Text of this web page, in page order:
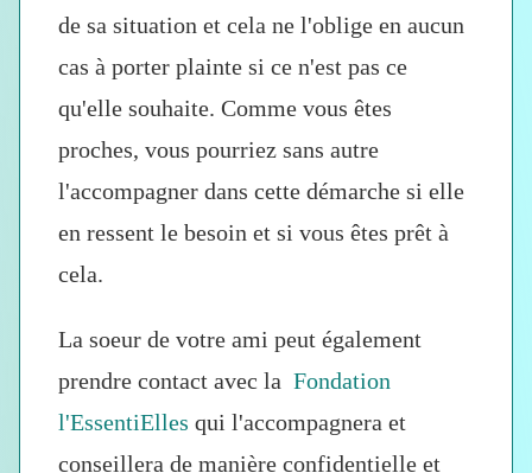
de sa situation et cela ne l'oblige en aucun
cas à porter plainte si ce n'est pas ce
qu'elle souhaite. Comme vous êtes
proches, vous pourriez sans autre
l'accompagner dans cette démarche si elle
en ressent le besoin et si vous êtes prêt à
cela.
La soeur de votre ami peut également
prendre contact avec la Fondation
l'EssentiElles qui l'accompagnera et
conseillera de manière confidentielle et